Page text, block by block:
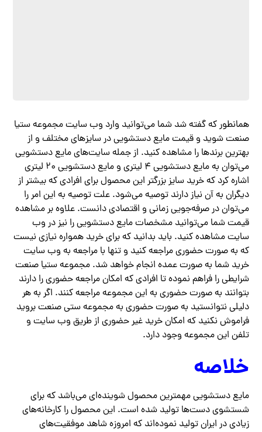
همانطور که گفته شد شما می‌توانید وارد وب سایت مجموعه ستیا
صنعت شوید و قیمت مایع دستشویی در سایزهای مختلف و از
بهترین برندها را مشاهده کنید. از جمله سایت‌های مایع دستشویی
می‌توان به مایع دستشویی ۴ لیتری و مایع دستشویی ۲۰ لیتری
اشاره کرد که خرید سایز بزرگتر این محصول برای افرادی که بیشتر از
دیگران به آن نیاز دارند توصیه می‌شود. علت توصیه به این امر را
می‌توان در صرفه‌جویی زمانی و اقتصادی دانست. علاوه بر مشاهده
قیمت شما می‌توانید مشخصات مایع دستشویی را نیز در وب
سایت مشاهده کنید. باید بدانید که برای خرید همواره نیازی نیست
که به صورت حضوری مراجعه کنید و تنها با مراجعه به وب سایت
خرید شما به صورت عمده انجام خواهد شد. مجموعه ستیا صنعت
شرایطی را فراهم نموده تا افرادی که امکان مراجعه حضوری را دارند
بتوانند به صورت حضوری به این مجموعه مراجعه کنند. اگر به هر
دلیلی نتوانستید به صورت حضوری به مجموعه ستی صنعت بروید
فراموش نکنید که امکان خرید غیر حضوری از طریق وب سایت و
تلفن این مجموعه وجود دارد.
خلاصه
مایع دستشویی مهمترین محصول شوینده‌ای می‌باشد که برای
شستشوی دست‌ها تولید شده است. این محصول را کارخانه‌های
زیادی در ایران تولید نموده‌اند که امروزه شاهد موفقیت‌های